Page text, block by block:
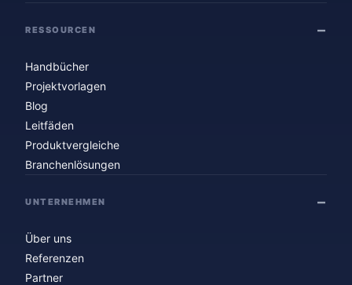
RESSOURCEN
Handbücher
Projektvorlagen
Blog
Leitfäden
Produktvergleiche
Branchenlösungen
UNTERNEHMEN
Über uns
Referenzen
Partner